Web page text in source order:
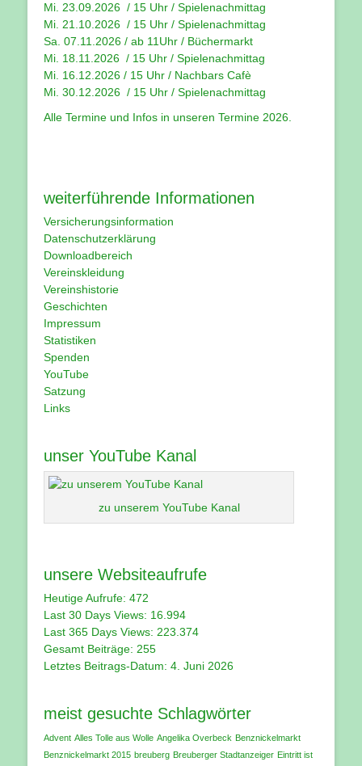
Mi. 23.09.2026 / 15 Uhr / Spielenachmittag
Mi. 21.10.2026 / 15 Uhr / Spielenachmittag
Sa. 07.11.2026 / ab 11Uhr / Büchermarkt
Mi. 18.11.2026 / 15 Uhr / Spielenachmittag
Mi. 16.12.2026 / 15 Uhr / Nachbars Cafè
Mi. 30.12.2026 / 15 Uhr / Spielenachmittag
Alle Termine und Infos in unseren Termine 2026
weiterführende Informationen
Versicherungsinformation
Datenschutzerklärung
Downloadbereich
Vereinskleidung
Vereinshistorie
Geschichten
Impressum
Statistiken
Spenden
YouTube
Satzung
Links
unser YouTube Kanal
zu unserem YouTube Kanal
unsere Websiteaufrufe
Heutige Aufrufe: 472
Last 30 Days Views: 16.994
Last 365 Days Views: 223.374
Gesamt Beiträge: 255
Letztes Beitrags-Datum: 4. Juni 2026
meist gesuchte Schlagwörter
Advent Alles Tolle aus Wolle Angelika Overbeck Benznickelmarkt
Benznickelmarkt 2015 breuberg Breuberger Stadtanzeiger Eintritt ist